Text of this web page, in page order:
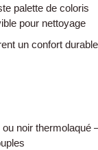
palette de coloris
pour nettoyage
un confort
noir thermolaqué